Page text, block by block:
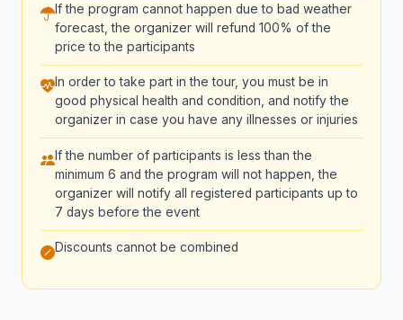
If the program cannot happen due to bad weather
forecast, the organizer will refund 100% of the
price to the participants
In order to take part in the tour, you must be in
good physical health and condition, and notify the
organizer in case you have any illnesses or injuries
If the number of participants is less than the
minimum 6 and the program will not happen, the
organizer will notify all registered participants up to
7 days before the event
Discounts cannot be combined